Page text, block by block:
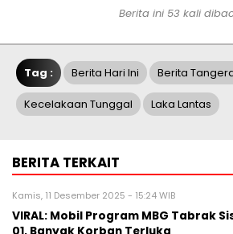
Berita ini 53 kali
Tag : Berita Hari Ini Berita
Kecelakaan Tunggal Laka Lantas
BERITA TERKAIT
Kamis, 11 Desember 2025 - 15:24 WIB
‎VIRAL: Mobil Program MBG Tabrak